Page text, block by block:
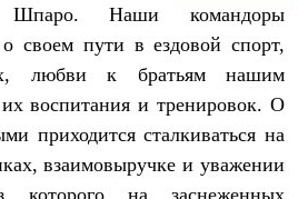
Шпаро. Наши командоры
своем пути в ездовой спорт,
любви к братьям нашим
воспитания и тренировок. О
приходится сталкиваться на
взаимовыручке и уважении
которого на заснеженных